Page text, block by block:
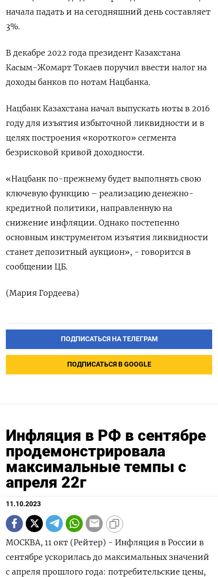
начала падать и на сегодняшний день составляет
3%.
В декабре 2022 года президент Казахстана
Касым-Жомарт Токаев поручил ввести налог на
доходы банков по нотам Нацбанка.
Нацбанк Казахстана начал выпускать ноты в 2016
году для изъятия избыточной ликвидности и в
целях построения «короткого» сегмента
безрисковой кривой доходности.
«Нацбанк по-прежнему будет выполнять свою
ключевую функцию – реализацию денежно-
кредитной политики, направленную на
снижение инфляции. Однако постепенно
основным инструментом изъятия ликвидности
станет депозитный аукцион», - говорится в
сообщении ЦБ.
(Мария Гордеева)
ПОДПИСАТЬСЯ НА ТЕЛЕГРАМ
ПОДПИСАТЬСЯ В GOOGLE
Инфляция в РФ в сентябре
продемонстрировала
максимальные темпы с
апреля 22г
11.10.2023
МОСКВА, 11 окт (Рейтер) - Инфляция в России в
сентябре ускорилась до максимальных значений
с апреля прошлого года: потребительские цены,